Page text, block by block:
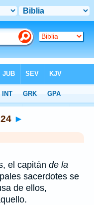
►
el capitán de la
sacerdotes se
de ellos,